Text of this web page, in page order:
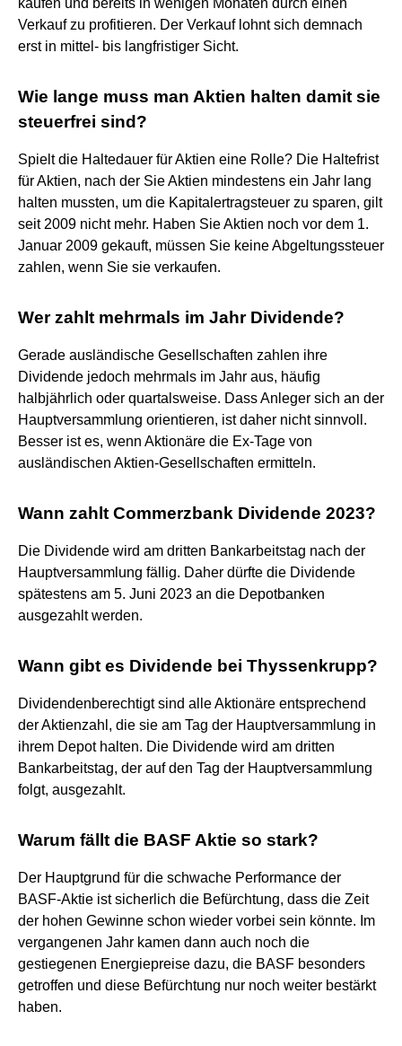
Verkauf zu profitieren. Der Verkauf lohnt sich demnach
erst in mittel- bis langfristiger Sicht.
Wie lange muss man Aktien halten damit sie
steuerfrei sind?
Spielt die Haltedauer für Aktien eine Rolle? Die Haltefrist
für Aktien, nach der Sie Aktien mindestens ein Jahr lang
halten mussten, um die Kapitalertragsteuer zu sparen, gilt
seit 2009 nicht mehr. Haben Sie Aktien noch vor dem 1.
Januar 2009 gekauft, müssen Sie keine Abgeltungssteuer
zahlen, wenn Sie sie verkaufen.
Wer zahlt mehrmals im Jahr Dividende?
Gerade ausländische Gesellschaften zahlen ihre
Dividende jedoch mehrmals im Jahr aus, häufig
halbjährlich oder quartalsweise. Dass Anleger sich an der
Hauptversammlung orientieren, ist daher nicht sinnvoll.
Besser ist es, wenn Aktionäre die Ex-Tage von
ausländischen Aktien-Gesellschaften ermitteln.
Wann zahlt Commerzbank Dividende 2023?
Die Dividende wird am dritten Bankarbeitstag nach der
Hauptversammlung fällig. Daher dürfte die Dividende
spätestens am 5. Juni 2023 an die Depotbanken
ausgezahlt werden.
Wann gibt es Dividende bei Thyssenkrupp?
Dividendenberechtigt sind alle Aktionäre entsprechend
der Aktienzahl, die sie am Tag der Hauptversammlung in
ihrem Depot halten. Die Dividende wird am dritten
Bankarbeitstag, der auf den Tag der Hauptversammlung
folgt, ausgezahlt.
Warum fällt die BASF Aktie so stark?
Der Hauptgrund für die schwache Performance der
BASF-Aktie ist sicherlich die Befürchtung, dass die Zeit
der hohen Gewinne schon wieder vorbei sein könnte. Im
vergangenen Jahr kamen dann auch noch die
gestiegenen Energiepreise dazu, die BASF besonders
getroffen und diese Befürchtung nur noch weiter bestärkt
haben.